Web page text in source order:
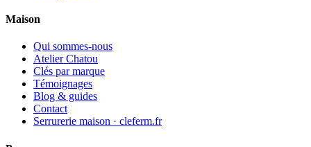
Maison
Qui sommes-nous
Atelier Chatou
Clés par marque
Témoignages
Blog & guides
Contact
Serrurerie maison · cleferm.fr